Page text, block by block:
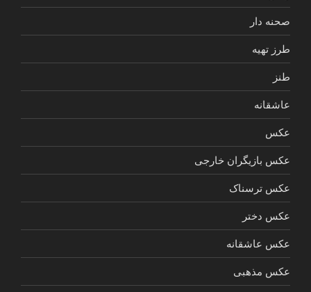
صحنه دار
طرز تهیه
طنز
عاشقانه
عکس
عکس بازیگران خارجی
عکس ترسناک
عکس دختر
عکس عاشقانه
عکس مذهبی